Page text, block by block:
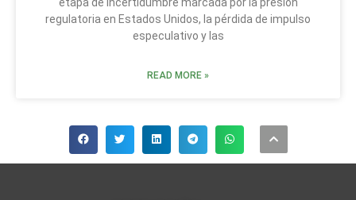
regulatoria en Estados Unidos, la pérdida de impulso
especulativo y las
READ MORE »